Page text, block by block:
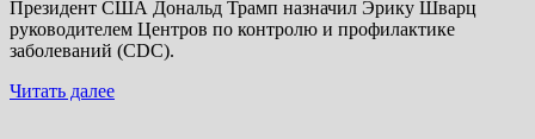
Президент США Дональд Трамп назначил Эрику Шварц
руководителем Центров по контролю и профилактике
заболеваний (CDC).
Читать далее